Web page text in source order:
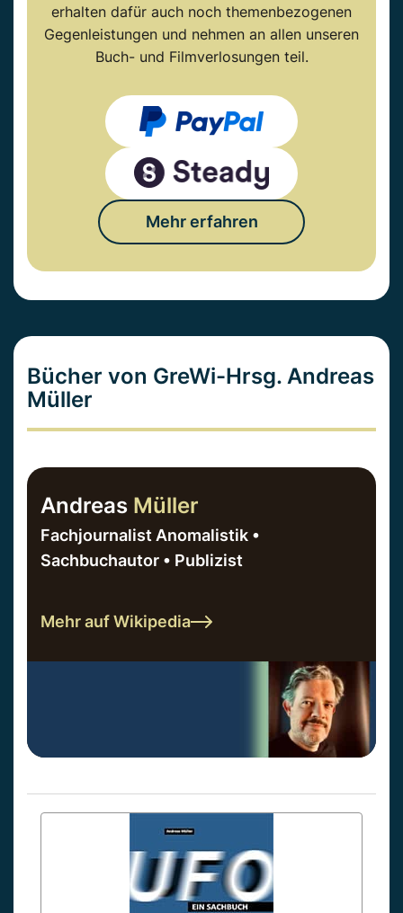
erhalten dafür auch noch themenbezogenen
Gegenleistungen und nehmen an allen unseren
Buch- und Filmverlosungen teil.
Mehr erfahren
Bücher von GreWi-Hrsg. Andreas
Müller
Andreas Müller
Fachjournalist Anomalistik •
Sachbuchautor • Publizist
Mehr auf Wikipedia